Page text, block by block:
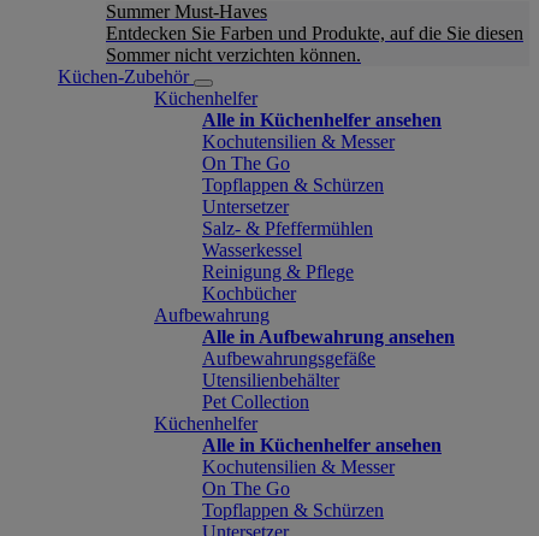
Summer Must-Haves
Entdecken Sie Farben und Produkte, auf die Sie diesen
Sommer nicht verzichten können.
Küchen-Zubehör
Küchenhelfer
Alle in Küchenhelfer ansehen
Kochutensilien & Messer
On The Go
Topflappen & Schürzen
Untersetzer
Salz- & Pfeffermühlen
Wasserkessel
Reinigung & Pflege
Kochbücher
Aufbewahrung
Alle in Aufbewahrung ansehen
Aufbewahrungsgefäße
Utensilienbehälter
Pet Collection
Küchenhelfer
Alle in Küchenhelfer ansehen
Kochutensilien & Messer
On The Go
Topflappen & Schürzen
Untersetzer